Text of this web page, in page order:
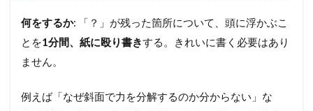
何をするか: 「？」が残った箇所について、頭に浮かぶこ
とを1分間、紙に殴り書きする。きれいに書く必要はあり
ません。
例えば「なぜ斜面で力を分解するのか分からない」な